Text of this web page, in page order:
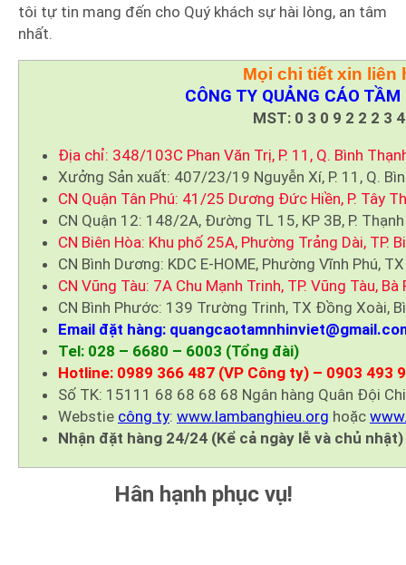
tôi tự tin mang đến cho Quý khách sự hài lòng, an tâm
nhất.
Mọi chi tiết xin liên
CÔNG TY QUẢNG CÁO
MST: 0 3 0 9 2 2 2 3
Địa chỉ: 348/103C Phan Văn Trị, P. 11, Q. Bình
Xưởng Sản xuất: 407/23/19 Nguyễn Xí, P. 11, Q.
CN Quận Tân Phú: 41/25 Dương Đức Hiền, P. Tây
CN Quận 12: 148/2A, Đường TL 15, KP 3B, P.
CN Biên Hòa: Khu phố 25A, Phường Trảng Dài, TP.
CN Bình Dương: KDC E-HOME, Phường Vĩnh Phú,
CN Vũng Tàu: 7A Chu Mạnh Trinh, TP. Vũng Tàu, Bà
CN Bình Phước: 139 Trường Trinh, TX Đồng Xoài,
Email đặt hàng:
Tel: 028 – 6680 – 6003 (Tổng đài)
Hotline: 0989 366 487 (VP Công ty) – 0903 493
Số TK: 15111 68 68 68 68 Ngân hàng Quân Đội
Webstie công ty: www.lambanghieu.org hoặc
Nhận đặt hàng 24/24 (Kể cả ngày lễ và chủ nhật)
Hân hạnh phục vụ!